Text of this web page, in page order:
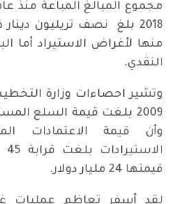
منها لأغراض الاستيراد أما
النقدي.
وتشير احصاءات وزارة
وأن قيمة الاعتمادات
قيمتها 24 مليار دولار.
لقد أسفر تعاظم عمليات